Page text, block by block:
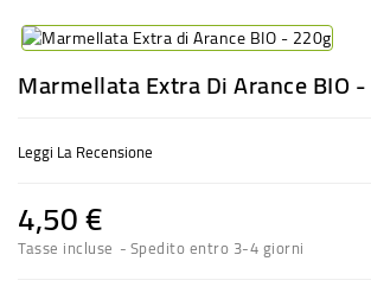
Marmellata Extra Di Arance BIO
Leggi La Recensione
4,50 €
Tasse incluse Spedito entro 3-4 giorni